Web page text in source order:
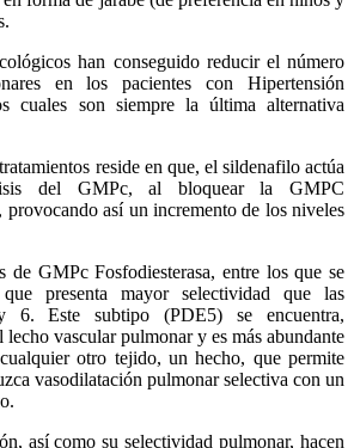
han conseguido reducir el número
en los pacientes con Hipertensión
cuales son siempre la última alternativa
reside en que, el sildenafilo actúa
del GMPc, al bloquear la GMPC
provocando así un incremento de los niveles
de GMPc Fosfodiesterasa, entre los que se
presenta mayor selectividad que las
Este subtipo (PDE5) se encuentra,
lecho vascular pulmonar y es más abundante
otro tejido, un hecho, que permite
vasodilatación pulmonar selectiva con un
así como su selectividad pulmonar, hacen